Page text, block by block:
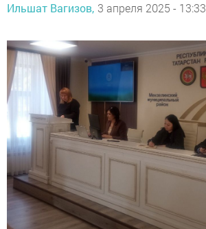
Ильшат Вагизов, 3 апреля 2025 - 13:33